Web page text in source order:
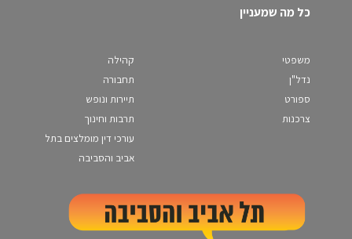
כל מה שמעניין
משפטי
נדל"ן
ספורט
צרכנות
קהילה
תחבורה
תיירות ונופש
תרבות וחינוך
עורכי דין מומלצים בתל
אביב והסביבה